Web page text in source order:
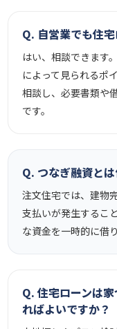
Q. 自営業でも住
はい、相談できます
によって見られるポ
相談し、必要書類や
です。
Q. つなぎ融資と
注文住宅では、建物
支払いが発生するこ
な資金を一時的に借
Q. 住宅ローンは
ればよいですか？